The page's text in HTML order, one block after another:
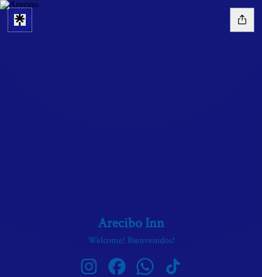
Arecibo Inn
Welcome! Bienvenidos!